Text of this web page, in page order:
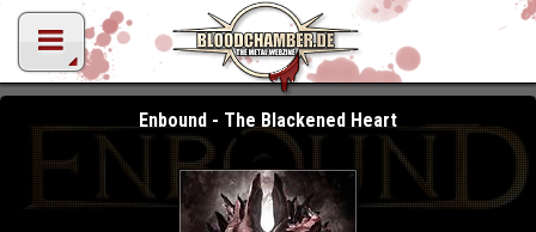
Enbound - The Blackened Heart